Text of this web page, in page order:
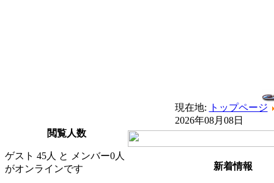
現在地:
トップページ
2026年08月08日
閲覧人数
ゲスト 45人 と メンバー0人
がオンラインです
新着情報